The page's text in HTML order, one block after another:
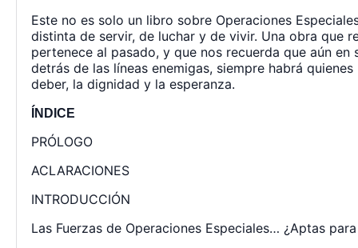
Este no es solo un libro sobre Operaciones
distinta de servir, de luchar y de vivir. Una obra que
pertenece al pasado, y que nos recuerda que aún
detrás de las líneas enemigas, siempre habrá
deber, la dignidad y la esperanza.
ÍNDICE
PRÓLOGO
ACLARACIONES
INTRODUCCIÓN
Las Fuerzas de Operaciones Especiales… ¿Aptas